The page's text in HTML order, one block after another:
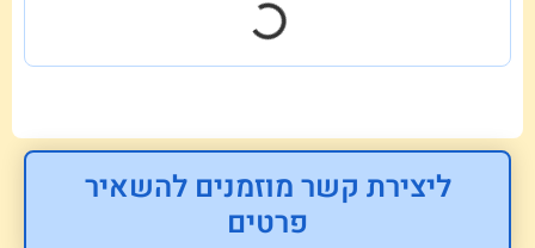
ליצירת קשר מוזמנים להשאיר
פרטים